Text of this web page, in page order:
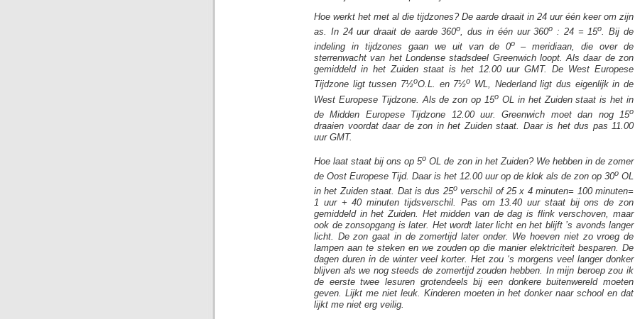
Hoe werkt het met al die tijdzones? De aarde draait in 24 uur één keer om zijn
as. In 24 uur draait de aarde 360o, dus in één uur 360o : 24 = 15o. Bij de
indeling in tijdzones gaan we uit van de 0o – meridiaan, die over de
sterrenwacht van het Londense stadsdeel Greenwich loopt. Als daar de zon
gemiddeld in het Zuiden staat is het 12.00 uur GMT. De West Europese
Tijdzone ligt tussen 7½oO.L. en 7½o WL, Nederland ligt dus eigenlijk in de
West Europese Tijdzone. Als de zon op 15o OL in het Zuiden staat is het in
de Midden Europese Tijdzone 12.00 uur. Greenwich moet dan nog 15o
draaien voordat daar de zon in het Zuiden staat. Daar is het dus pas 11.00
uur GMT.
Hoe laat staat bij ons op 5o OL de zon in het Zuiden? We hebben in de zomer
de Oost Europese Tijd. Daar is het 12.00 uur op de klok als de zon op 30o OL
in het Zuiden staat. Dat is dus 25overschil of 25 x 4 minuten= 100 minuten=
1 uur + 40 minuten tijdsverschil. Pas om 13.40 uur staat bij ons de zon
gemiddeld in het Zuiden. Het midden van de dag is flink verschoven, maar
ook de zonsopgang is later. Het wordt later licht en het blijft ’s avonds langer
licht. De zon gaat in de zomertijd later onder. We hoeven niet zo vroeg de
lampen aan te steken en we zouden op die manier elektriciteit besparen. De
dagen duren in de winter veel korter. Het zou ‘s morgens veel langer donker
blijven als we nog steeds de zomertijd zouden hebben. In mijn beroep zou ik
de eerste twee lesuren grotendeels bij een donkere buitenwereld moeten
geven. Lijkt me niet leuk. Kinderen moeten in het donker naar school en dat
lijkt me niet erg veilig.